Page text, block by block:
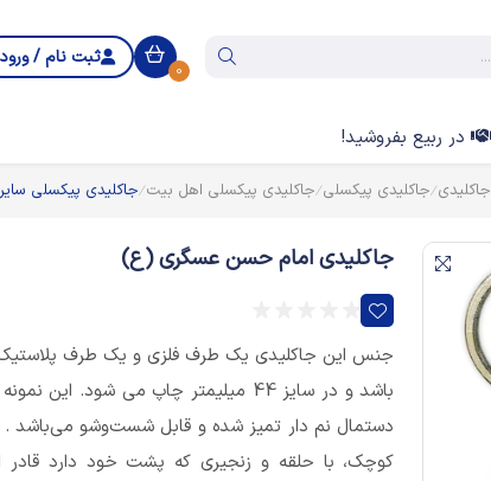
0
ثبت نام / ورود
در ربیع بفروشید!
جاکلیدی جاکلیدی پیکسلی جاکلیدی پیکسلی اهل بیت جاکلیدی پیکسلی
جاکلیدی امام حسن عسگری (ع)
جنس این جاکلیدی یک طرف فلزی و یک طرف
باشد و در سایز 44 میلیمتر چاپ می شود. این
دستمال نم دار تمیز شده و قابل شست‌وشو می‌باشد .
کوچک، با حلقه و زنجیری که پشت خود دارد